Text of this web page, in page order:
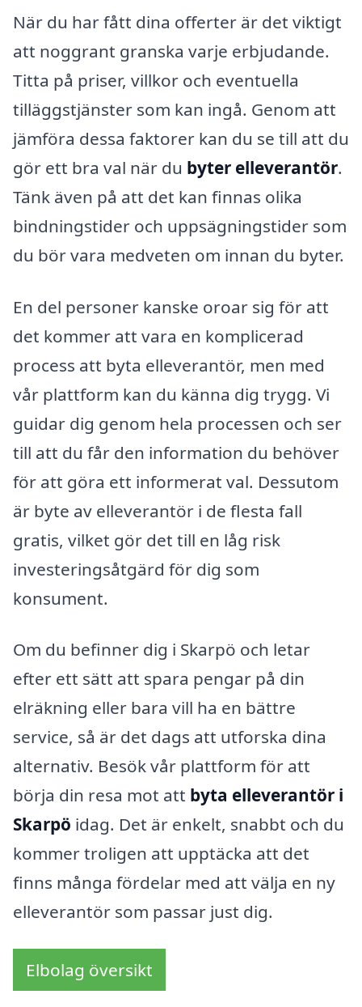
När du har fått dina offerter är det viktigt
att noggrant granska varje erbjudande.
Titta på priser, villkor och eventuella
tilläggstjänster som kan ingå. Genom att
jämföra dessa faktorer kan du se till att du
gör ett bra val när du byter elleverantör.
Tänk även på att det kan finnas olika
bindningstider och uppsägningstider som
du bör vara medveten om innan du byter.
En del personer kanske oroar sig för att
det kommer att vara en komplicerad
process att byta elleverantör, men med
vår plattform kan du känna dig trygg. Vi
guidar dig genom hela processen och ser
till att du får den information du behöver
för att göra ett informerat val. Dessutom
är byte av elleverantör i de flesta fall
gratis, vilket gör det till en låg risk
investeringsåtgärd för dig som
konsument.
Om du befinner dig i Skarpö och letar
efter ett sätt att spara pengar på din
elräkning eller bara vill ha en bättre
service, så är det dags att utforska dina
alternativ. Besök vår plattform för att
börja din resa mot att byta elleverantör i
Skarpö idag. Det är enkelt, snabbt och du
kommer troligen att upptäcka att det
finns många fördelar med att välja en ny
elleverantör som passar just dig.
Elbolag översikt